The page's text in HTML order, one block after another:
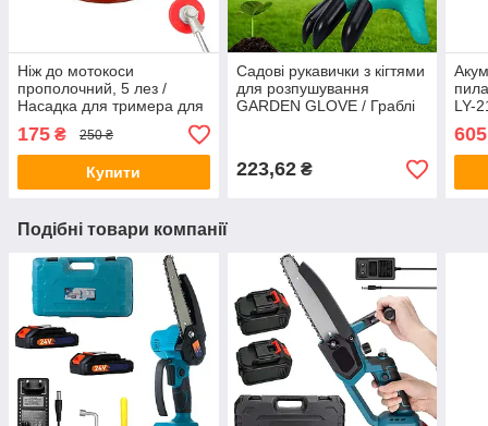
Ніж до мотокоси
прополочний, 5 лез /
Насадка для тримера для
розпушувач грунту /
Косарка
175 ₴ 250 ₴
Купити
Садові рукавички з кігтями
для розпушування
GARDEN GLOVE / Граблі
223,62₴
LY-
Подібні товари компанії